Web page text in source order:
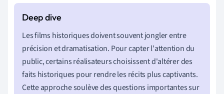
Les films historiques doivent souvent jongler entre
précision et dramatisation. Pour capter l'attention du
public, certains réalisateurs choisissent d'altérer des
faits historiques pour rendre les récits plus captivants.
Cette approche soulève des questions importantes sur